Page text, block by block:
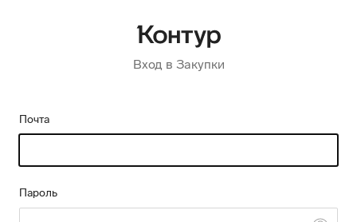
Вход в Закупки
Почта
Пароль